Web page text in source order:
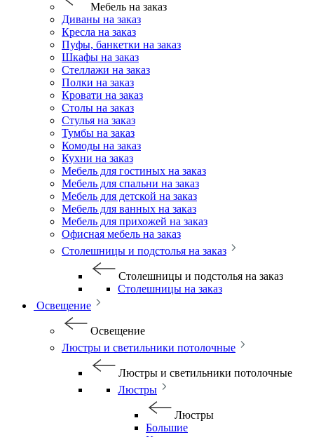
Мебель на заказ
Диваны на заказ
Кресла на заказ
Пуфы, банкетки на заказ
Шкафы на заказ
Стеллажи на заказ
Полки на заказ
Кровати на заказ
Столы на заказ
Стулья на заказ
Тумбы на заказ
Комоды на заказ
Кухни на заказ
Мебель для гостиных на заказ
Мебель для спальни на заказ
Мебель для детской на заказ
Мебель для ванных на заказ
Мебель для прихожей на заказ
Офисная мебель на заказ
Столешницы и подстолья на заказ
Столешницы и подстолья на заказ
Столешницы на заказ
Освещение
Освещение
Люстры и светильники потолочные
Люстры и светильники потолочные
Люстры
Люстры
Большие